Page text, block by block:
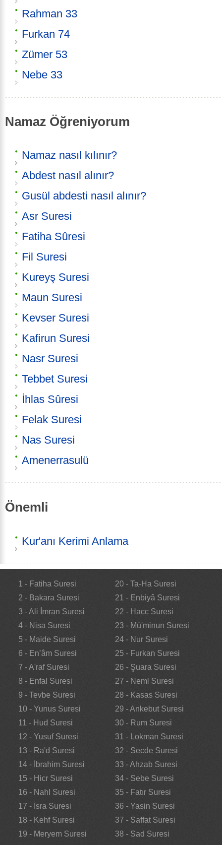
Rahman 33
Furkan 74
Zümer 53
Nebe 33
Namaz Öğreniyorum
Namaz nasıl kılınır?
Abdest nasıl alınır?
Gusül abdesti nasıl alınır?
Asr Suresi
Fatiha Sûresi
Fil Suresi
Kureyş Suresi
Maun Suresi
Kevser Suresi
Kafirun Suresi
Nasr Suresi
Tebbet Suresi
İhlas Sûresi
Felak Suresi
Nas Suresi
Amenerrasulü
Önemli
Kur'anı Kerimi Anlama
1 - Fatiha Suresi
2 - Bakara Suresi
3 - Ali İmran Suresi
4 - Nisa Suresi
5 - Maide Suresi
6 - En’âm Suresi
7 - A'raf Suresi
8 - Enfal Suresi
9 - Tevbe Suresi
10 - Yunus Suresi
11 - Hud Suresi
12 - Yusuf Suresi
13 - Ra'd Suresi
14 - İbrahim Suresi
15 - Hicr Suresi
16 - Nahl Suresi
17 - İsra Suresi
18 - Kehf Suresi
19 - Meryem Suresi
20 - Ta-Ha Suresi
21 - Enbiyâ Suresi
22 - Hacc Suresi
23 - Mü'minun Suresi
24 - Nur Suresi
25 - Furkan Suresi
26 - Şuara Suresi
27 - Neml Suresi
28 - Kasas Suresi
29 - Ankebut Suresi
30 - Rum Suresi
31 - Lokman Suresi
32 - Secde Suresi
33 - Ahzab Suresi
34 - Sebe Suresi
35 - Fatır Suresi
36 - Yasin Suresi
37 - Saffat Suresi
38 - Sad Suresi